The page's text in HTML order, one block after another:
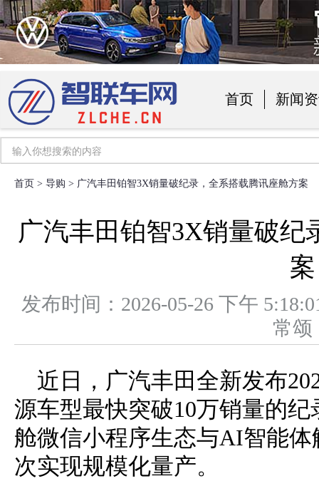
首页 新闻
首页 > 导购 > 广汽丰田铂智3X销量破纪录，全系搭载腾讯座舱方案
广汽丰田铂智3X销量破纪
案
发布时间：2026-05-26 下午
常
近日，广汽丰田全新发布
源车型最快突破10万销量的
舱微信小程序生态与AI智能
次实现规模化量产。